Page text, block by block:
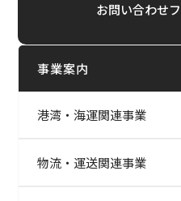
お問い合わせ
事業案内
港湾・海運関連事業
物流・運送関連事業